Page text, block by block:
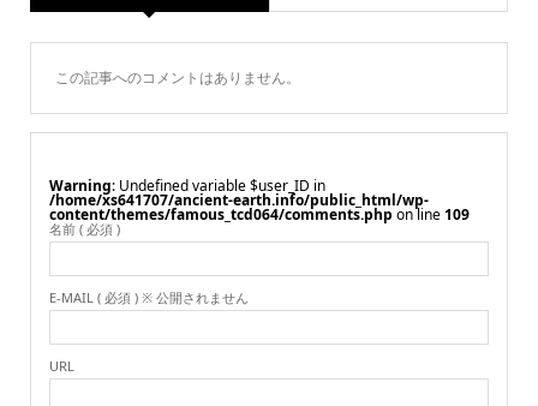
この記事へのコメントはありません。
Warning : Undefined variable $user_ID in
/home/xs641707/ancient-earth.info/public_html/wp-
content/themes/famous_tcd064/comments.php on line109
名前 ( 必須 )
E-MAIL ( 必須 ) ※ 公開されません
URL